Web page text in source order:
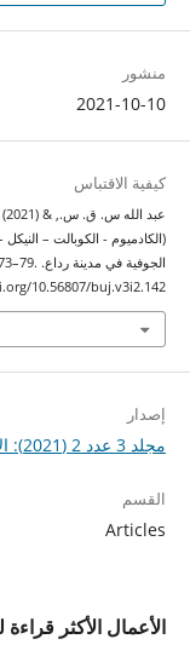
منشور
2021-10-10
كيفية الاقتباس
(الكادميوم - الكوبالت –
الجوفية في مدينة رداع.
10.56807/buj.v3i2.142
إصدار
مجلد 3 عدد 2 (2021): الإصدار السابع - أغسطس 2021
القسم
Articles
الأعمال الأكثر